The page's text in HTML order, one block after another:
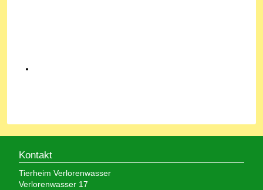
Kontakt
Tierheim Verlorenwasser
Verlorenwasser 17